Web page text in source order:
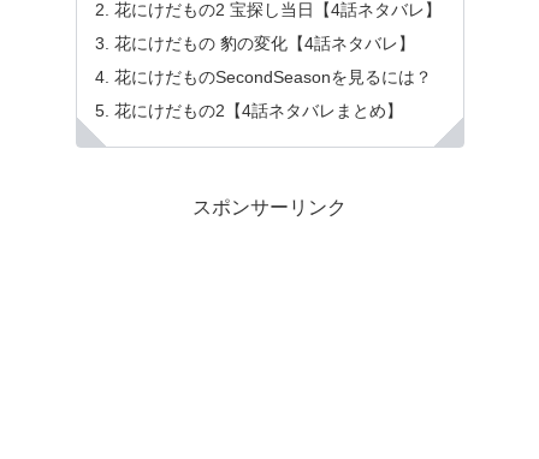
花にけだもの2 宝探し当日【4話ネタバレ】
花にけだもの 豹の変化【4話ネタバレ】
花にけだものSecondSeasonを見るには？
花にけだもの2【4話ネタバレまとめ】
スポンサーリンク